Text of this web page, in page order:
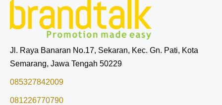
Jl. Raya Banaran No.17, Sekaran, Kec. Gn. Pati, Kota
Semarang, Jawa Tengah 50229
085327842009
081226770790